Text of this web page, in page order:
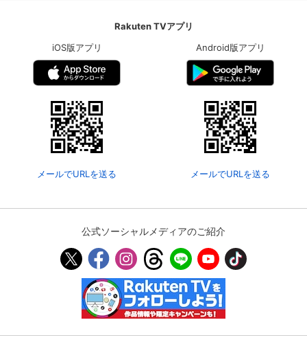
会員情報
基本情報、本人連絡先、パスワード 、クレ
ジットカード情報の変更が可能です。
決済方法変更 決済方法の変更が可能です。
Rakuten TVアプリ
iOS版アプリ
メールでURLを送る
Android版アプリ
メールでURLを送る
公式ソーシャルメディアのご紹介